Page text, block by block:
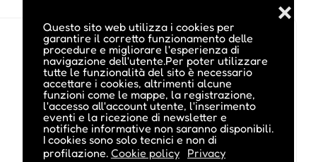
Questo sito web utilizza i cookies per
garantire il corretto funzionamento delle
procedure e migliorare l'esperienza di
navigazione dell'utente.Per poter utilizzare
tutte le funzionalità del sito è necessario
accettare i cookies, altrimenti alcune
funzioni come le mappe, la registrazione,
l'accesso all'account utente, l'inserimento
eventi e la ricezione di newsletter e
notifiche informative non saranno disponibili.
I cookies sono solo tecnici e non di
profilazione. Cookie policy Privacy
❌